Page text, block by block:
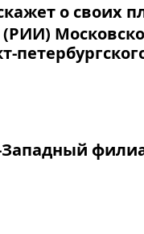
о своих
(РИИ)
Западный